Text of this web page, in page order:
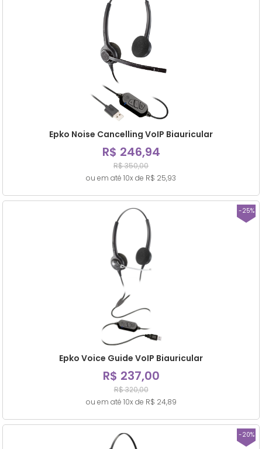
Epko Noise Cancelling VoIP Biauricular
R$ 246,94
R$ 350,00
ou em até 10x de R$ 25,93
-25%
Epko Voice Guide VoIP Biauricular
R$ 237,00
R$ 320,00
ou em até 10x de R$ 24,89
-20%